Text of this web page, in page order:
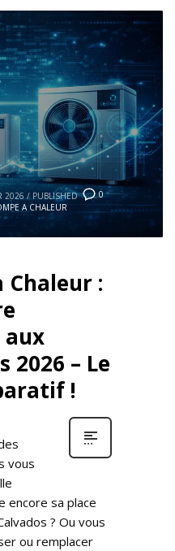
0
2026 / PUBLISHED
A CHALEUR
Chaleur :
aux
2026 – Le
!
vous
encore sa place
? Ou vous
ou remplacer